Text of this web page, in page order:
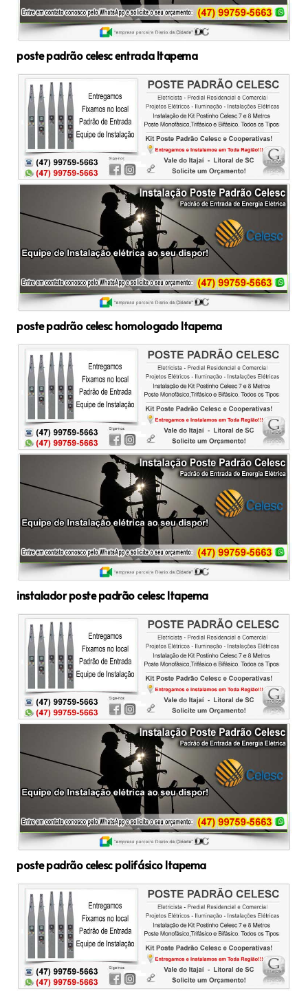
poste padrão celesc entrada Itapema
poste padrão celesc homologado Itapema
instalador poste padrão celesc Itapema
poste padrão celesc polifásico Itapema